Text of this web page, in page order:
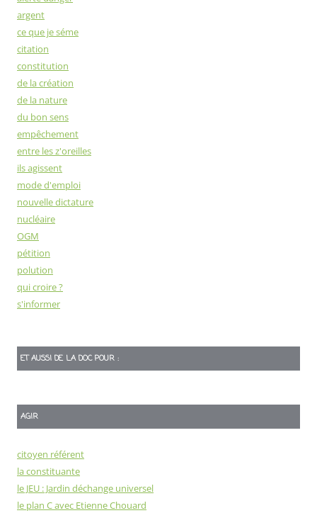
argent
ce que je séme
citation
constitution
de la création
de la nature
du bon sens
empêchement
entre les z'oreilles
ils agissent
mode d'emploi
nouvelle dictature
nucléaire
OGM
pétition
polution
qui croire ?
s'informer
ET AUSSI DE LA DOC POUR :
AGIR
citoyen référent
la constituante
le JEU : Jardin déchange universel
le plan C avec Etienne Chouard